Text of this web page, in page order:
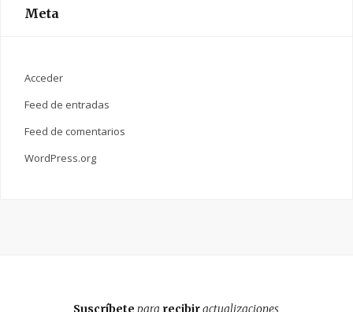
Meta
Acceder
Feed de entradas
Feed de comentarios
WordPress.org